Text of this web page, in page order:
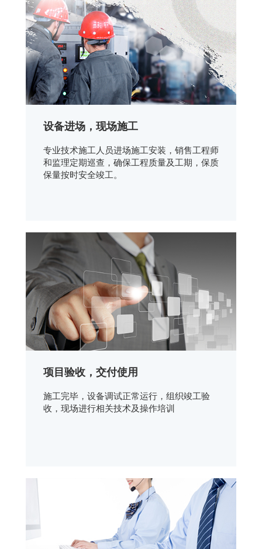
设备进场，现场施工
专业技术施工人员进场施工安装，销售工程师
和监理定期巡查，确保工程质量及工期，保质
保量按时安全竣工。
项目验收，交付使用
施工完毕，设备调试正常运行，组织竣工验
收，现场进行相关技术及操作培训